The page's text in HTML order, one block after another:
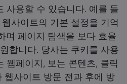
사용할 수 있습니다. 예를 들
사이트의 기본 설정을 기억
며 페이지 탐색을 보다 효율
합니다. 당사는 쿠키를 사용
웹페이지, 보는 콘텐츠, 클릭
웹사이트 방문 전과 후에 방